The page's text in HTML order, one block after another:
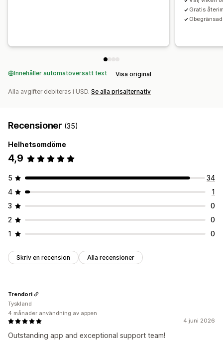
Gratis
Innehåller automatöversatt text Visa original
Alla avgifter debiteras i USD. Se alla prisalternativ
Recensioner (35)
Helhetsomdöme
4,9
5
34
4
1
3
0
2
0
1
0
Skriv en recension Alla recensioner
4 juni 2026
Outstanding app and exceptional support team!
Trendori
Tyskland
4 månader användning av appen